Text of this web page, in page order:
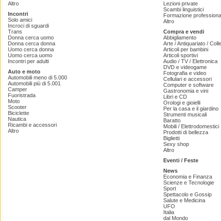
Altro
Incontri
Solo amici
Incroci di sguardi
Trans
Donna cerca uomo
Donna cerca donna
Uomo cerca donna
Uomo cerca uomo
Incontri per adulti
Auto e moto
Automobili meno di 5.000
Automobili più di 5.001
Camper
Fuoristrada
Moto
Scooter
Biciclette
Nautica
Ricambi e accessori
Altro
Lezioni private
Scambi linguistici
Formazione
Altro
Compra e vendi
Abbigliamento
Arte / Antiquariato /
Articoli per bambini
Articoli sportivi
Audio / TV / Elettronica
DVD e videogame
Fotografia e video
Cellulari e accessori
Computer e software
Gastronomia e vini
Libri e CD
Orologi e gioielli
Per la casa e il giardino
Strumenti musicali
Baratto
Mobili / Elettrodomestici
Prodotti di bellezza
Biglietti
Sexy shop
Altro
Eventi / Feste
News
Economia e Finanza
Scienze e Tecnologie
Sport
Spettacolo e Gossip
Salute e Medicina
UFO
Italia
dal Mondo